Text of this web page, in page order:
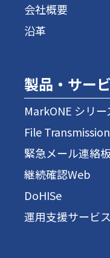
会社概要
沿革
製品・サー
MarkONE シリー
File
緊急メール連絡
継続確認Web
DoHISe
運用支援サービス